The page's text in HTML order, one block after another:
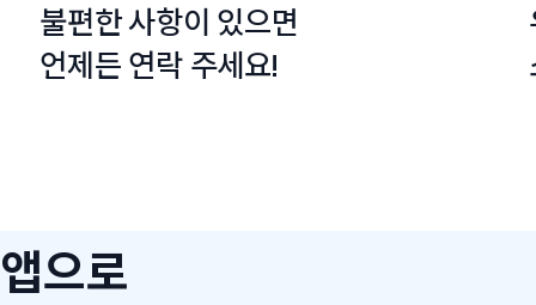
불편한 사항이 있으면
언제든 연락 주세요!
앱으로